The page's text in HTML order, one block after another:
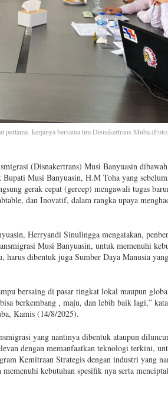
pertama kerjanya bersama tim Disnakertrans
(Disnakertrans) Musi Banyuasin
Musi Banyuasin, H.M Toha yang
gerak cepat (gercep) mengawali tugas
dan Inovatif, dalam rangka upaya
Herryandi Sinulingga mengatakan,
Musi Banyuasin, untuk memenuhi
dibentuk juga Sumber Daya Manusia
bersaing di pasar tingkat lokal maupun
berkembang , maju, dan lebih baik lagi,”
Kamis (14/8/2025).
yang nantinya dibentuk ataupun
dengan memanfaatkan teknologi terkini,
Kemitraan Strategis dengan industri yang
memenuhi kebutuhan spesifik nya serta